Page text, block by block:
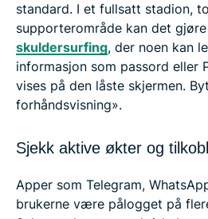
standard. I et fullsatt stadion,
supporterområde kan det
skuldersurfing, der noen kan
informasjon som passord eller
vises på den låste skjermen.
forhåndsvisning».
Sjekk aktive økter og
Apper som Telegram,
brukerne være pålogget på